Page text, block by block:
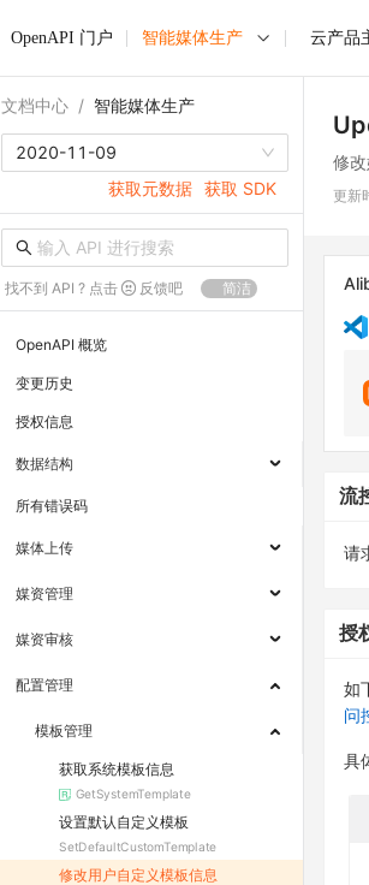
OpenAPI 门户 智能媒体生产 云产品
文档中心 / 智能媒体生产
2020-11-09
获取元数据 获取 SDK
找不到 API ? 点击 反馈吧 简洁
OpenAPI 概览
变更历史
授权信息
数据结构
所有错误码
媒体上传
媒资管理
媒资审核
配置管理
模板管理
获取系统模板信息
GetSystemTemplate
设置默认自定义模板
SetDefaultCustomTemplate
修改用户自定义模板信息
修
更新
流
请
授
如
问
具